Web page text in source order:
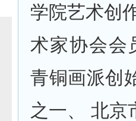
学院艺术创
术家协会会
青铜画派创
之一、 北京